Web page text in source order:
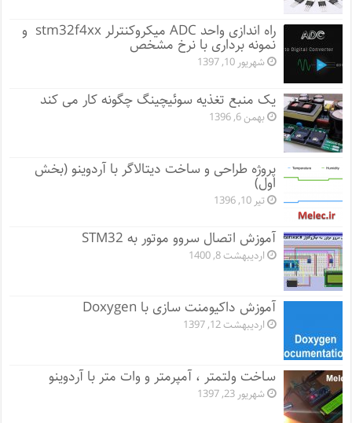
راه اندازی واحد ADC میکروکنترلر stm32f4xx و
نمونه برداری با نرخ مشخص
شهریور 10, 1397
یک منبع تغذیه سوئیچینگ چگونه کار می کند
بهمن 6, 1396
پروژه طراحی و ساخت دیتالاگر با آردوینو (بخش
اول)
تیر 10, 1396
آموزش اتصال سروو موتور به STM32
اردیبهشت 8, 1400
آموزش داکیومنت سازی با Doxygen
اردیبهشت 12, 1397
ساخت ولتمتر ، آمپرمتر و وات متر با آردوینو
شهریور 23, 1397